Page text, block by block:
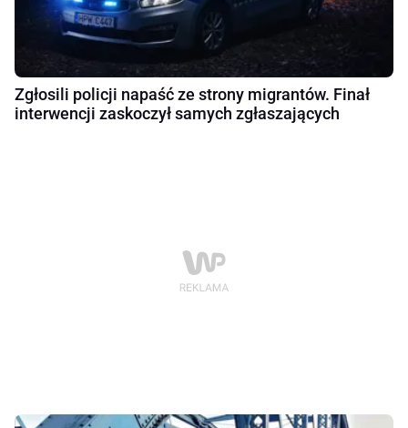
Zgłosili policji napaść ze strony migrantów. Finał
interwencji zaskoczył samych zgłaszających